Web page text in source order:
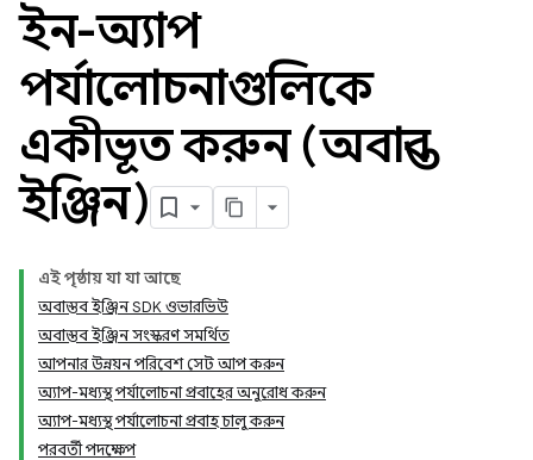
ইন-অ্যাপ
পর্যালোচনাগুলিকে
একীভূত করুন (অবাস্তব
ইঞ্জিন)
এই পৃষ্ঠায় যা যা আছে
অবাস্তব ইঞ্জিন SDK ওভারভিউ
অবাস্তব ইঞ্জিন সংস্করণ সমর্থিত
আপনার উন্নয়ন পরিবেশ সেট আপ করুন
অ্যাপ-মধ্যস্থ পর্যালোচনা প্রবাহের অনুরোধ করুন
অ্যাপ-মধ্যস্থ পর্যালোচনা প্রবাহ চালু করুন
পরবর্তী পদক্ষেপ